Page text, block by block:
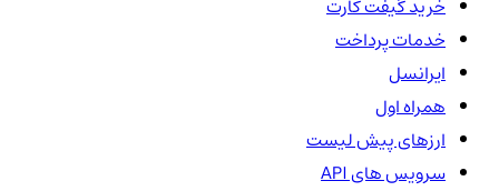
خرید گیفت کارت
خدمات پرداخت
ایرانسل
همراه اول
ارزهای پیش لیست
سرویس های API